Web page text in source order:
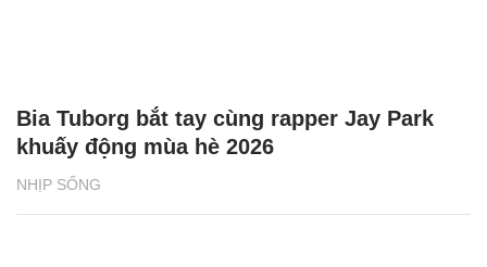
NHỊP SỐNG
Bia Tuborg bắt tay cùng rapper Jay Park
khuấy động mùa hè 2026